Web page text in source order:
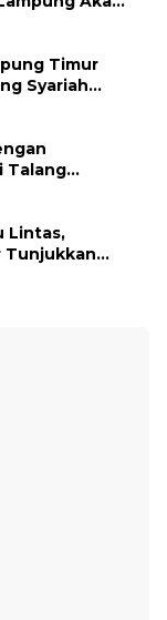
tanggal 7
Timur
Syariah
Tanah Suci
Talang
Merah
Lintas,
Tunjukkan